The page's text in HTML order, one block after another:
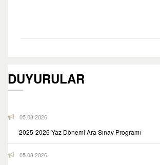
DUYURULAR
05.08.2026
2025-2026 Yaz Dönemi Ara Sınav Programı
05.08.2026